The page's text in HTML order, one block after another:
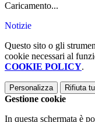
Caricamento...
Notizie
Questo sito o gli
cookie necessari al
COOKIE POLICY.
Personalizza Rifiuta
Gestione cookie
In questa schermata è